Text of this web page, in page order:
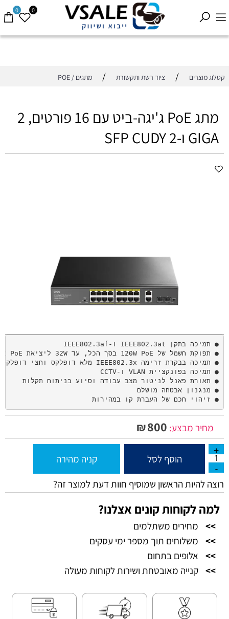
0 0
קטלוג מוצרים / ציוד רשת ותקשורת / מתגים / POE
מתג PoE ג'יגה-ביט עם 16 פורטים, 2
GIGA ו-2 SFP CUDY
● זיהוי חכם של העברת קו במהירות
מחיר מבצע: ₪800
הוסף לסל קניה מהירה
רוצה להיות הראשון שמוסיף חוות דעת למוצר זה?
למה לקוחות קונים אצלנו?
>>
מחירים משתלמים
>>
משלוחים תוך מספר ימי עסקים
>>
אלופים בתחום
>> קנייה מאובטחת ושירות לקוחות מעולה